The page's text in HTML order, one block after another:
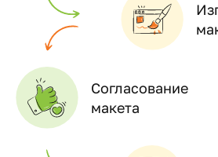
Согласование
макета